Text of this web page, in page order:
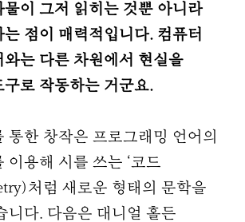
이 그저 읽히는 것뿐 아니라
점이 매력적입니다. 컴퓨터
와는 다른 차원에서 현실을
로 작동하는 거군요.
통한 창작은 프로그래밍 언어의
이용해 시를 쓰는 ‘코드
처럼 새로운 형태의 문학을
니다. 다음은 대니얼 홀든